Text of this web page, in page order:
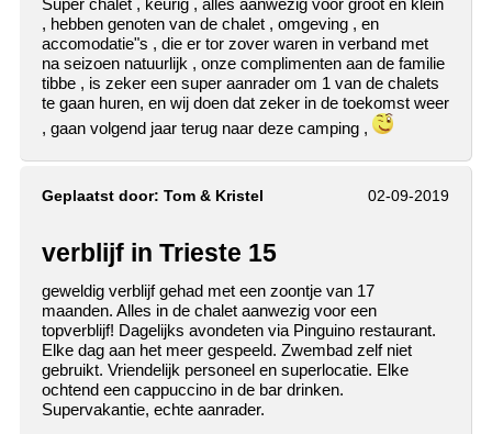
, hebben genoten van de chalet , omgeving , en
accomodatie"s , die er tor zover waren in verband met
na seizoen natuurlijk , onze complimenten aan de familie
tibbe , is zeker een super aanrader om 1 van de chalets
te gaan huren, en wij doen dat zeker in de toekomst weer
, gaan volgend jaar terug naar deze camping ,
02-09-2019
Geplaatst door: Tom & Kristel
verblijf in Trieste 15
geweldig verblijf gehad met een zoontje van 17
maanden. Alles in de chalet aanwezig voor een
topverblijf! Dagelijks avondeten via Pinguino restaurant.
Elke dag aan het meer gespeeld. Zwembad zelf niet
gebruikt. Vriendelijk personeel en superlocatie. Elke
ochtend een cappuccino in de bar drinken.
Supervakantie, echte aanrader.